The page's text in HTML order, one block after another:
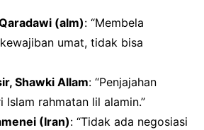
(alm): “Membela
umat, tidak bisa
Shawki Allam: “Penjajahan
Islam rahmatan lil alamin.”
(Iran): “Tidak ada negosiasi